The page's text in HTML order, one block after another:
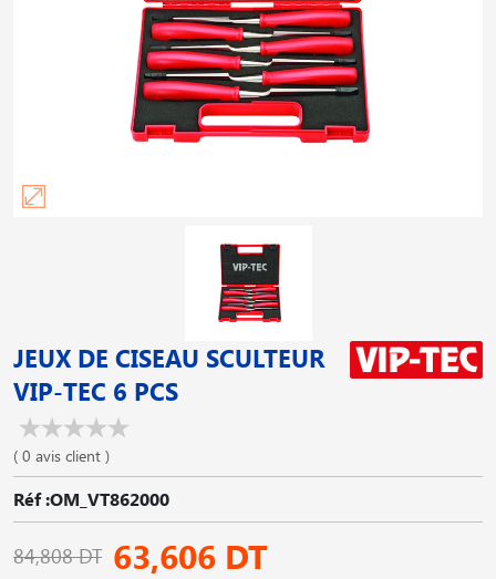
JEUX DE CISEAU SCULTEUR
VIP-TEC 6 PCS
( 0 avis client )
Réf :OM_VT862000
84,808 DT 63,606 DT